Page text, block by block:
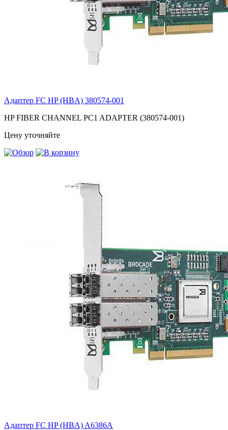
Адаптер FC HP (HBA) 380574-001
HP FIBER CHANNEL PC1 ADAPTER (380574-001)
Цену уточняйте
Адаптер FC HP (HBA) A6386A